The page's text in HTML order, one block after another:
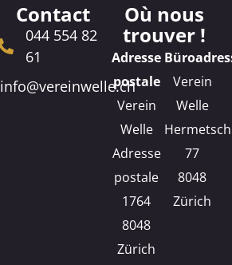
Contact
044 554 82
61
info@vereinwelle.ch
Où nous
trouver !
Adresse
postale
Verein
Welle
Adresse
postale
1764
8048
Zürich
Verein
Welle
77
8048
Zürich